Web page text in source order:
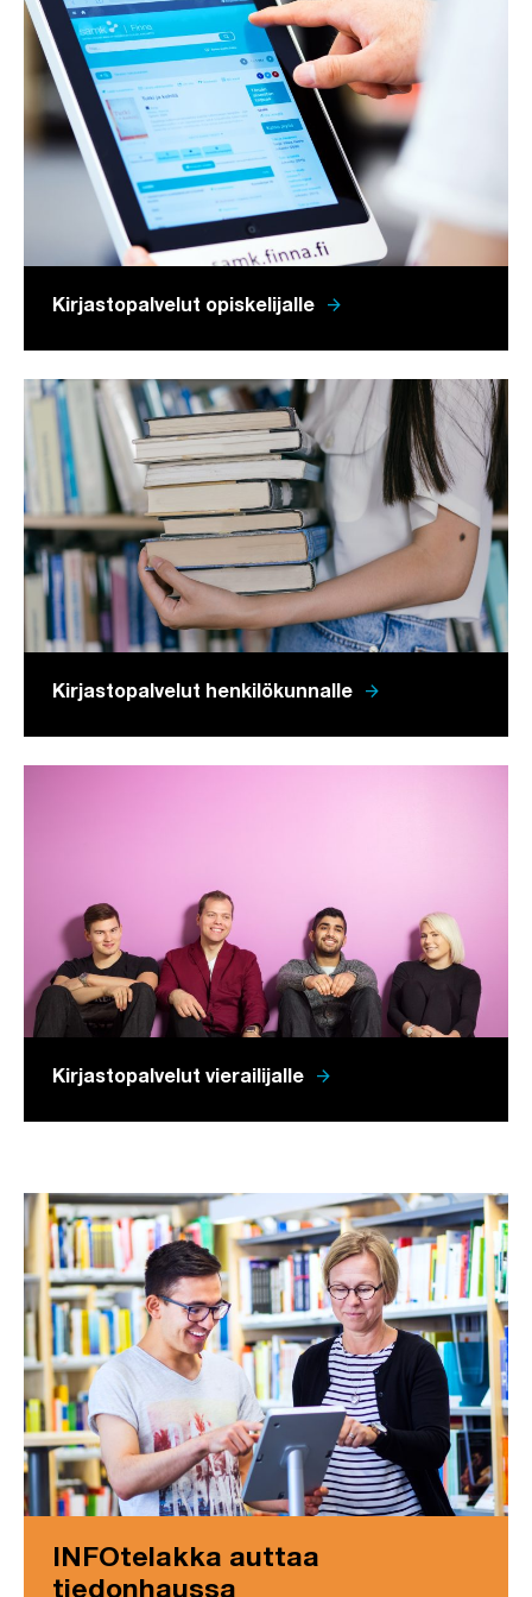
Kirjastopalvelut opiskelijalle arrow_forward
Kirjastopalvelut henkilökunnalle arrow_forward
Kirjastopalvelut vierailijalle arrow_forward
INFOtelakka auttaa